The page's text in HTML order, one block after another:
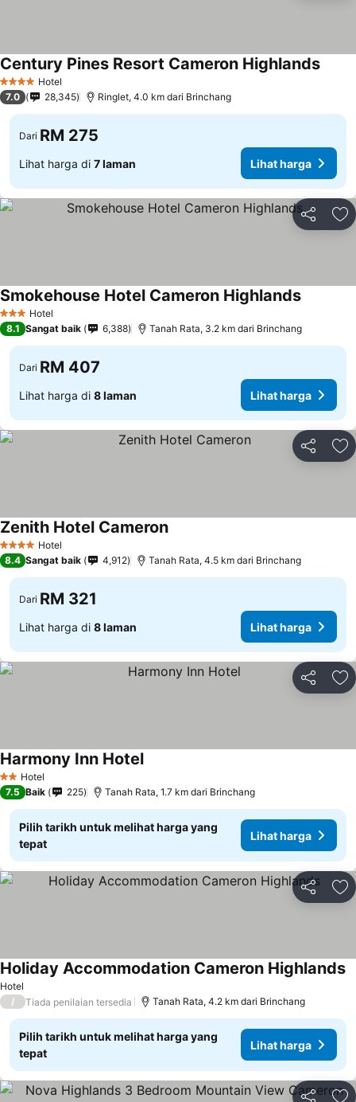
4 BintangHotel
Century Pines Resort Cameron Highlands
7.0 28,345 Ringlet, 4.0 km dari Brinchang
Dari RM 275
Lihat harga di 7 laman Lihat harga
Kongsi
3 BintangHotel
Smokehouse Hotel Cameron Highlands
8.1 Sangat baik 6,388 Tanah Rata, 3.2 km dari Brinchang
Dari RM 407
Lihat harga di 8 laman Lihat harga
Kongsi
4 BintangHotel
Zenith Hotel Cameron
8.4 Sangat baik 4,912 Tanah Rata, 4.5 km dari Brinchang
Dari RM 321
Lihat harga di 8 laman Lihat harga
Kongsi
2 Bintang
Hotel
Harmony Inn Hotel
7.5 Baik 225 Tanah Rata, 1.7 km dari Brinchang
Pilih tarikh untuk melihat harga yang
tepat
Lihat harga
Kongsi
Hotel
Holiday Accommodation Cameron Highlands
/ Tiada penilaian tersedia Tanah Rata, 4.2 km dari Brinchang
Pilih tarikh untuk melihat harga yang
tepat
Lihat harga